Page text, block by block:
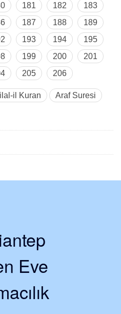
181 182
183
187 188
189
193 194
195
199 200
201
205 206
il Kuran Araf Suresi
Eve